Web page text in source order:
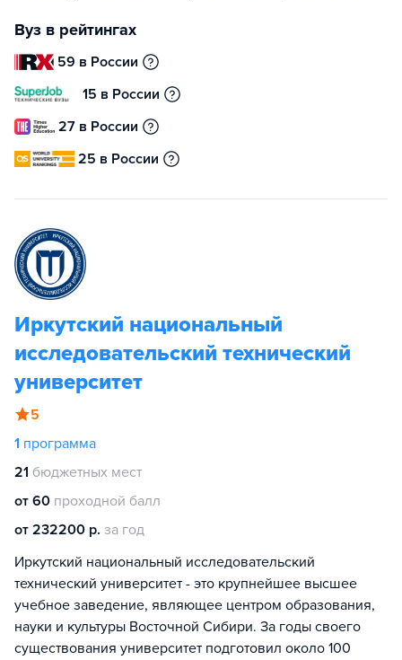
Вуз в рейтингах
59 в России
15 в России
27 в России
25 в России
Иркутский национальный
исследовательский технический
университет
5
1 программа
21 бюджетных мест
от 60 проходной балл
от 232200 р. за год
Иркутский национальный исследовательский
технический университет - это крупнейшее высшее
учебное заведение, являющее центром образования,
науки и культуры Восточной Сибири. За годы своего
существования университет подготовил около 100